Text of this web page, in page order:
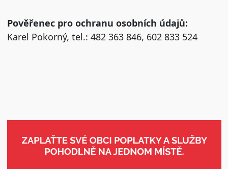
Pověřenec pro ochranu osobních údajů:
Karel Pokorný, tel.: 482 363 846, 602 833 524